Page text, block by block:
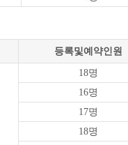
등록및예약인원
18명
16명
17명
18명